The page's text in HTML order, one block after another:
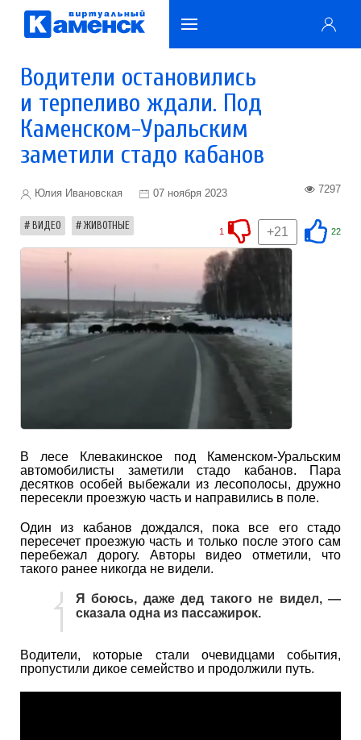
Водители остановились
и терпеливо ждали. Под
Каменском-Уральским
заметили стадо кабанов
Юлия Ивановская 07 ноября 2023 7297
ВИДЕО ЖИВОТНЫЕ 22
+21
1
В лесе Клевакинское под Каменском-Уральским
автомобилисты заметили стадо кабанов. Пара
десятков особей выбежали из лесополосы, дружно
пересекли проезжую часть и направились в поле.
Один из кабанов дождался, пока все его стадо
пересечет проезжую часть и только после этого сам
перебежал дорогу. Авторы видео отметили, что
такого ранее никогда не видели.
Я боюсь, даже дед такого не видел, —
сказала одна из пассажирок.
Водители, которые стали очевидцами события,
пропустили дикое семейство и продолжили путь.